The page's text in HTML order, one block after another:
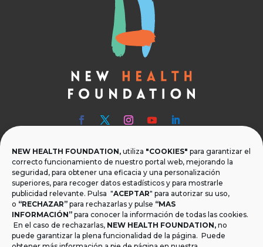
NEW HEALTH FOUNDATION, utiliza "COOKIES" para garantizar el
correcto funcionamiento de nuestro portal web, mejorando la
seguridad, para obtener una eficacia y una personalización
superiores, para recoger datos estadísticos y para mostrarle
publicidad relevante. Pulsa "ACEPTAR" para autorizar su uso,
o “RECHAZAR” para rechazarlas y pulse “MAS
INFORMACIÓN” para conocer la información de todas las cookies.
En el caso de rechazarlas, NEW HEALTH FOUNDATION, no
puede garantizar la plena funcionalidad de la página. Puede
 Teléfono
T.+34 954 219 597
 Dónde estamos
Calle Monsalves 35 Local 2. 41001, Sevilla.
España